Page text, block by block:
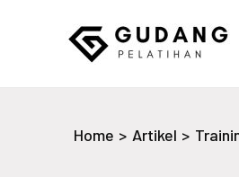
Home Artikel